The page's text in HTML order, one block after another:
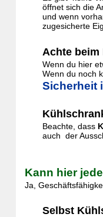
öffnet sich die
und wenn
zugesicherte
Achte beim
Wenn du hier
Wenn du noch
Sicherheit
Beachte, dass
auch der
Kann hier
Ja,
Selbst